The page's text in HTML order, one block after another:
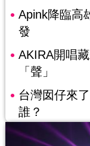
Apink降臨高
發
AKIRA開唱
「聲」
台灣囡仔來
誰？